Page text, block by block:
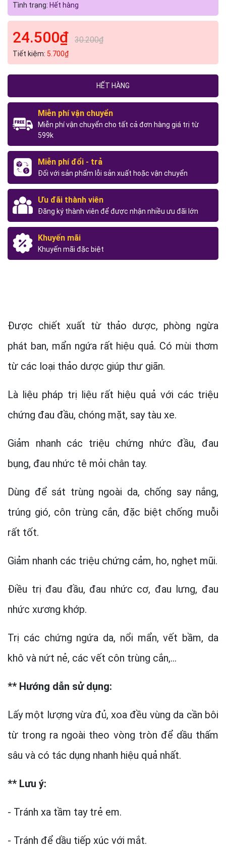
Tình trạng: Hết hàng
24.500₫ 30.200₫
Tiết kiệm: 5.700₫
HẾT HÀNG
Miễn phí vận chuyển
Miễn phí vận chuyển cho tất cả đơn hàng giá trị từ
599k
Miễn phí đổi - trả
Đối với sản phẩm lỗi sản xuất hoặc vận chuyển
Ưu đãi thành viên
Đăng ký thành viên để được nhận nhiều ưu đãi lớn
Khuyến mãi
Khuyến mãi đặc biệt
Được chiết xuất từ thảo dược, phòng ngừa
phát ban, mẩn ngứa rất hiệu quả. Có mùi thơm
từ các loại thảo dược giúp thư giãn.
Là liệu pháp trị liệu rất hiệu quả với các triệu
chứng đau đầu, chóng mặt, say tàu xe.
Giảm nhanh các triệu chứng nhức đầu, đau
bụng, đau nhức tê mỏi chân tay.
Dùng để sát trùng ngoài da, chống say nắng,
trúng gió, côn trùng cắn, đặc biệt chống muỗi
rất tốt.
Giảm nhanh các triệu chứng cảm, ho, nghẹt mũi.
Điều trị đau đầu, đau nhức cơ, đau lưng, đau
nhức xương khớp.
Trị các chứng ngứa da, nổi mẩn, vết bầm, da
khô và nứt nẻ, các vết côn trùng cắn,...
** Hướng dẫn sử dụng:
Lấy một lượng vừa đủ, xoa đều vùng da cần bôi
từ trong ra ngoài theo vòng tròn để dầu thấm
sâu và có tác dụng nhanh hiệu quả nhất.
** Lưu ý:
- Tránh xa tầm tay trẻ em.
- Tránh để dầu tiếp xúc với mắt.